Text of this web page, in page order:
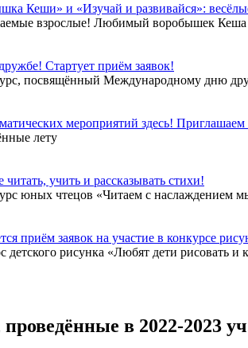
Кеши» и «Изучай и развивайся»:
взрослые! Любимый воробышек Кеша
Стартует приём заявок!
посвящённый Международному дню
мероприятий здесь!
лету
читать, учить и рассказывать стихи!
юных чтецов «Читаем с наслаждением
приём заявок на участие в конкурсе
детского рисунка «Любят дети рисовать и
в 2022-2023